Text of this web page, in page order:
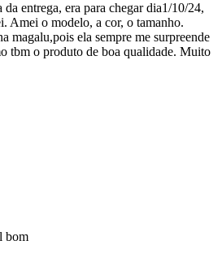
entrega, era para chegar dia1/10/24,
Amei o modelo, a cor, o tamanho.
magalu,pois ela sempre me surpreende
tbm o produto de boa qualidade. Muito
bom